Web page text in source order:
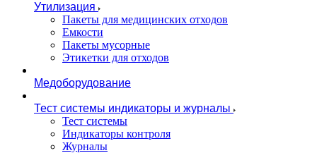
Утилизация
Пакеты для медицинских отходов
Емкости
Пакеты мусорные
Этикетки для отходов
Медоборудование
Тест системы индикаторы и журналы
Тест системы
Индикаторы контроля
Журналы